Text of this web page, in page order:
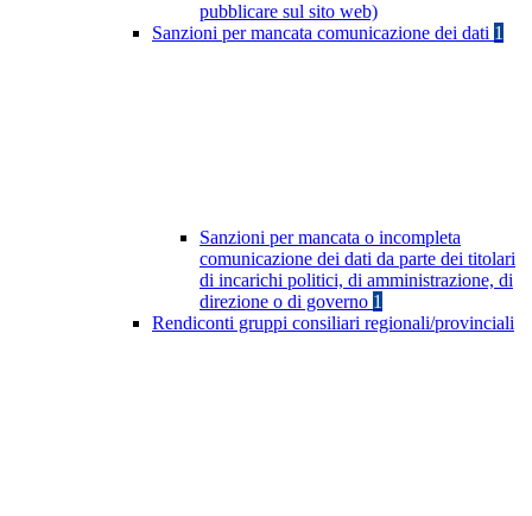
pubblicare sul sito web)
Sanzioni per mancata comunicazione dei dati 1
Sanzioni per mancata o incompleta
comunicazione dei dati da parte dei titolari
di incarichi politici, di amministrazione, di
direzione o di governo 1
Rendiconti gruppi consiliari regionali/provinciali